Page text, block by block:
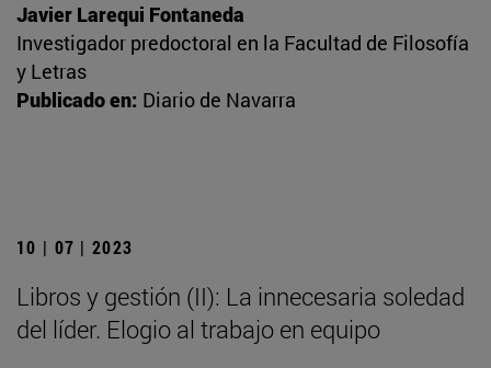
Javier Larequi Fontaneda
Investigador predoctoral en la Facultad de Filosofía
y Letras
Publicado en: Diario de Navarra
10 | 07 | 2023
Libros y gestión (II): La innecesaria soledad
del líder. Elogio al trabajo en equipo